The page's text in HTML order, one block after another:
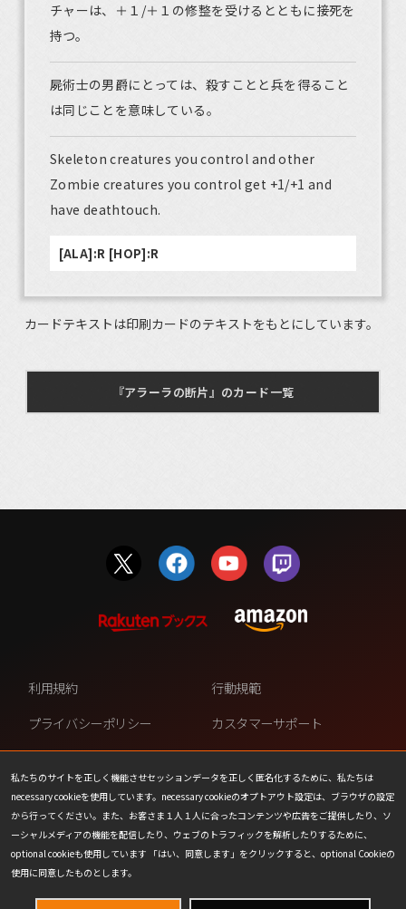
チャーは、＋１/＋１の修整を受けるとともに接死を
持つ。
屍術士の男爵にとっては、殺すことと兵を得ること
は同じことを意味している。
Skeleton creatures you control and other
Zombie creatures you control get +1/+1 and
have deathtouch.
[ALA]:R [HOP]:R
カードテキストは印刷カードのテキストをもとにしています。
『アラーラの断片』のカード一覧
私たちのサイトを正しく機能させセッションデータを正しく匿名化するために、私たちは
necessary cookieを使用しています。necessary cookieのオプトアウト設定は、ブラウザの設定
から行ってください。また、お客さま１人１人に合ったコンテンツや広告をご提供したり、ソ
ーシャルメディアの機能を配信したり、ウェブのトラフィックを解析したりするために、
optional cookieも使用しています 「はい、同意します」をクリックすると、optional Cookieの
使用に同意したものとします。
利用規約
行動規範
プライバシーポリシー
カスタマーサポート
ファンコンテンツ・ポリシー
個人情報の販売や共有を許可し
ない
COOKIE
プレスリリース
会社情報
お問い合わせ